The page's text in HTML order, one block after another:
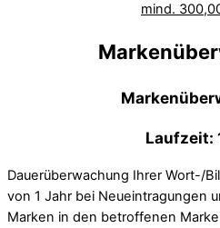
mind.
Laufzeit:
Dauerüberwachung Ihrer Wort-/
von 1 Jahr bei Neueintragungen
Marken in den betroffenen